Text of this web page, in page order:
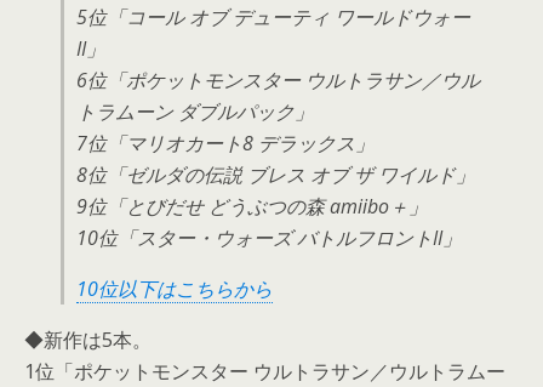
5位「コール オブ デューティ ワールドウォー
II」
6位「ポケットモンスター ウルトラサン／ウル
トラムーン ダブルパック」
7位「マリオカート8 デラックス」
8位「ゼルダの伝説 ブレス オブ ザ ワイルド」
9位「とびだせ どうぶつの森 amiibo＋」
10位「スター・ウォーズ バトルフロントII」
10位以下はこちらから
◆新作は5本。
1位「ポケットモンスター ウルトラサン／ウルトラムー